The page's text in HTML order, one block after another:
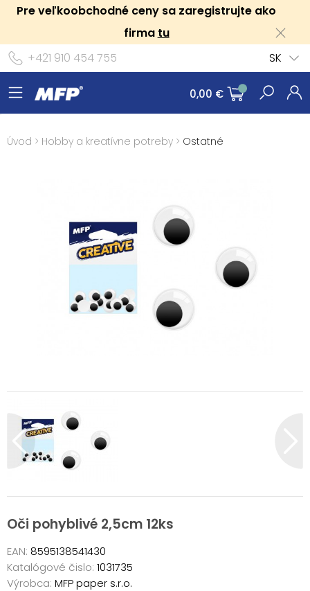
Pre veľkoobchodné ceny sa zaregistrujte ako
firma tu
+421 910 454 755
SK
0,00 €
Úvod > Hobby a kreatívne potreby > Ostatné
Oči pohyblivé 2,5cm 12ks
EAN: 8595138541430
Katalógové čislo: 1031735
Výrobca: MFP paper s.r.o.